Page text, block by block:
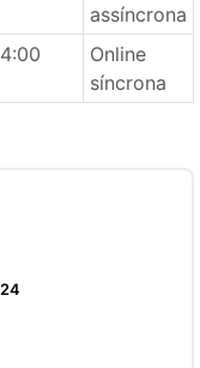
assíncrona
4:00
Online
síncrona